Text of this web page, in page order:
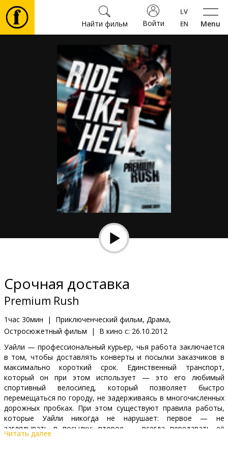
Menu
Войти
Найти фильм
Билеты
Культура
Мероприятия
Новости
Подарки
Клуб
Срочная доставка
Premium Rush
1час 30мин |
Приключенческий фильм, Драма,
Остросюжетный фильм
| В кино с: 26.10.2012
Уайли — профессиональный курьер, чья работа заключается
в том, чтобы доставлять конверты и посылки заказчиков в
максимально короткий срок. Единственный транспорт,
который он при этом использует — это его любимый
спортивный велосипед, который позволяет быстро
перемещаться по городу, не задерживаясь в многочисленных
дорожных пробках. При этом существуют правила работы,
которые Уайли никогда не нарушает: первое — не
заглядывать в посылку; второе — всегда передавать её
только указанному получателю; и третье — никогда не
Читать далее